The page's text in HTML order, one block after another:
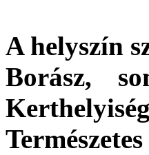
A helyszín
Borász,